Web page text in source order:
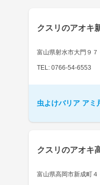
取扱店検索はこ
クスリのアオキ
富山県射水市大門９７
TEL: 0766-54-6553
虫よけバリア アミ
クスリのアオキ
富山県高岡市新成町４